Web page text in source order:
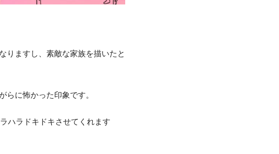
りますし、素敵な家族を描いたと
らに怖かった印象です。
ハラドキドキさせてくれます